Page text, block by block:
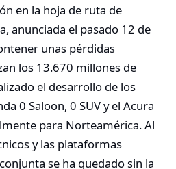
en la hoja de ruta de
anunciada el pasado 12 de
unas pérdidas
los 13.670 millones de
el desarrollo de los
0 Saloon, 0 SUV y el Acura
para Norteamérica. Al
y las plataformas
se ha quedado sin la